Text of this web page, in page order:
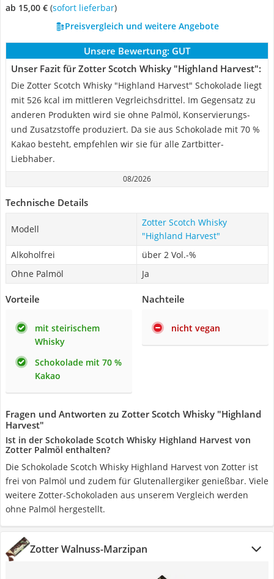
ab 15,00 € ( Sofort lieferbar)
Preisvergleich und weitere Angebote
Unsere Bewertung: GUT
Unser Fazit für Zotter Scotch Whisky "Highland Harvest":
Die Zotter Scotch Whisky "Highland Harvest" Schokolade liegt
mit 526 kcal im mittleren Vegrleichsdrittel. Im Gegensatz zu
anderen Produkten wird sie ohne Palmöl, Konservierungs-
und Zusatzstoffe produziert. Da sie aus Schokolade mit 70 %
Kakao besteht, empfehlen wir sie für alle Zartbitter-
Liebhaber.
08/2026
Technische Details
Modell
Zotter Scotch Whisky
"Highland Harvest"
Alkoholfrei
über 2 Vol.-%
Ohne Palmöl
Ja
Vorteile
mit steirischem
Whisky
Schokolade mit 70 %
Kakao
Nachteile
nicht vegan
Fragen und Antworten zu Zotter Scotch Whisky "Highland
Harvest"
Ist in der Schokolade Scotch Whisky Highland Harvest von
Zotter Palmöl enthalten?
Die Schokolade Scotch Whisky Highland Harvest von Zotter ist
frei von Palmöl und zudem für Glutenallergiker genießbar. Viele
weitere Zotter-Schokoladen aus unserem Vergleich werden
ohne Palmöl hergestellt.
Zotter Walnuss-Marzipan